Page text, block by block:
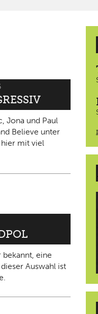
Jona und Paul
Believe unter
mit viel
bekannt, eine
Auswahl ist